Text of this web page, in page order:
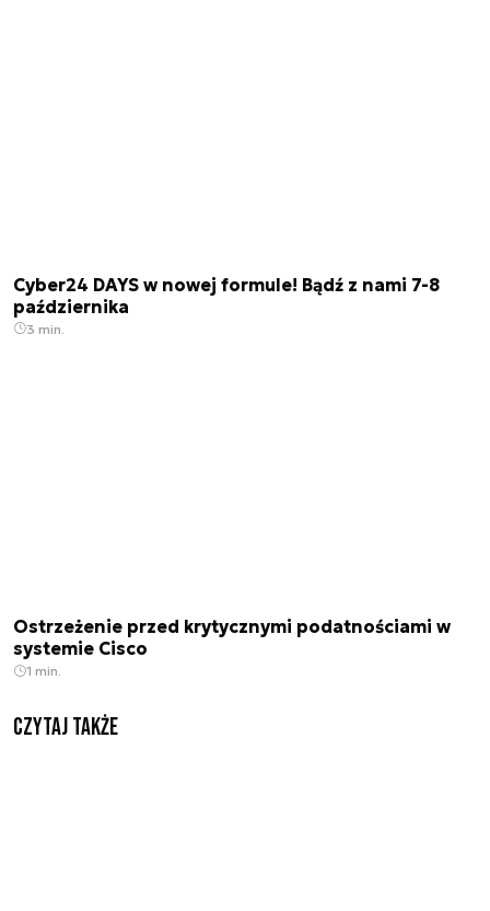
Cyber24 DAYS w nowej formule! Bądź z nami 7-8
października
3 min.
Ostrzeżenie przed krytycznymi podatnościami w
systemie Cisco
1 min.
Czytaj także